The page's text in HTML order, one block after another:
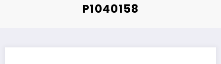
P1040158